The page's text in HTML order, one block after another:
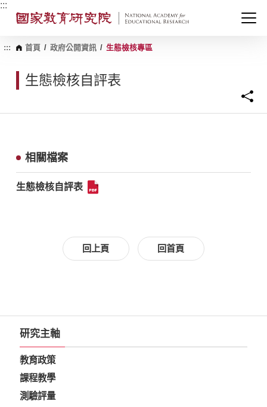
跳
內
:::
::: 首頁 / 政府公開資訊 / 生態檢核專區
生態檢核自評表
相關檔案
生態檢核自評表
回上頁 回首頁
研究主軸
教育政策
課程教學
測驗評量